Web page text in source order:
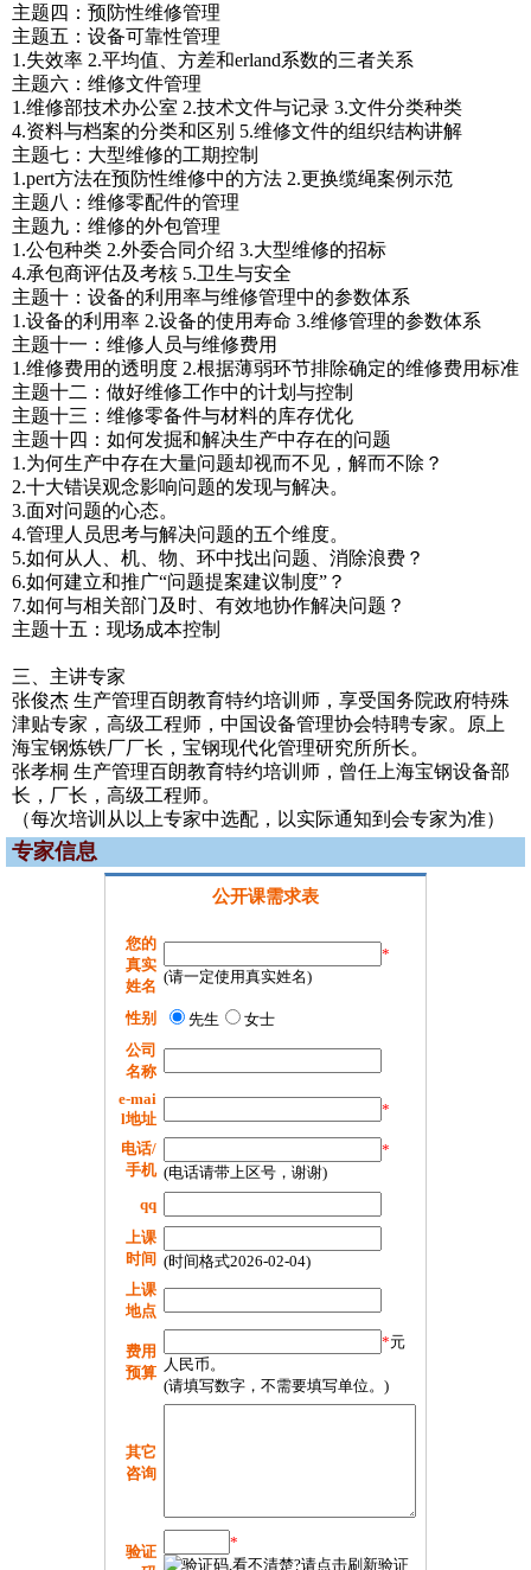
主题四：预防性维修管理
主题五：设备可靠性管理
1.失效率 2.平均值、方差和erland系数的三者关系
主题六：维修文件管理
1.维修部技术办公室 2.技术文件与记录 3.文件分类种类
4.资料与档案的分类和区别 5.维修文件的组织结构讲解
主题七：大型维修的工期控制
1.pert方法在预防性维修中的方法 2.更换缆绳案例示范
主题八：维修零配件的管理
主题九：维修的外包管理
1.公包种类 2.外委合同介绍 3.大型维修的招标
4.承包商评估及考核 5.卫生与安全
主题十：设备的利用率与维修管理中的参数体系
1.设备的利用率 2.设备的使用寿命 3.维修管理的参数体系
主题十一：维修人员与维修费用
1.维修费用的透明度 2.根据薄弱环节排除确定的维修费用标准
主题十二：做好维修工作中的计划与控制
主题十三：维修零备件与材料的库存优化
主题十四：如何发掘和解决生产中存在的问题
1.为何生产中存在大量问题却视而不见，解而不除？
2.十大错误观念影响问题的发现与解决。
3.面对问题的心态。
4.管理人员思考与解决问题的五个维度。
5.如何从人、机、物、环中找出问题、消除浪费？
6.如何建立和推广“问题提案建议制度”？
7.如何与相关部门及时、有效地协作解决问题？
主题十五：现场成本控制
三、主讲专家
张俊杰 生产管理百朗教育特约培训师，享受国务院政府特殊
津贴专家，高级工程师，中国设备管理协会特聘专家。原上
海宝钢炼铁厂厂长，宝钢现代化管理研究所所长。
张孝桐 生产管理百朗教育特约培训师，曾任上海宝钢设备部
长，厂长，高级工程师。
（每次培训从以上专家中选配，以实际通知到会专家为准）
专家信息
公开课需求表
您的
真实
姓名
*
(请一定使用真实姓名)
性别 先生
女士
公司
名称
e-mai
l地址
*
电话/
手机
*
(电话请带上区号，谢谢)
qq
上课
时间 (时间格式2026-02-04)
上课
地点
费用
预算
*元
人民币。
(请填写数字，不需要填写单位。)
其它
咨询
验证
*